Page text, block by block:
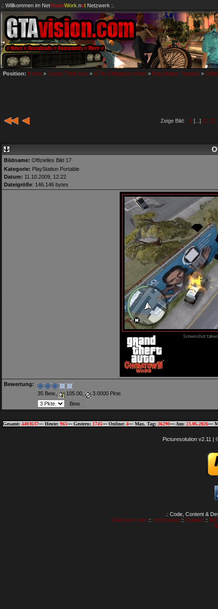
.: Willkommen im NetVisionWork .netNetzwerk :.
Position: Home » Grand Theft Auto » GTA: Chinatown Wars » PlayStation Portable »
Zeige Bild: 1 [...] 21 22
Bildname: Offizielles Bild 17
Kategorie: PlayStation Portable
Datum: 11.10.2009, 12:22
Dateigröße: 146.146 bytes
Bewertung:
35 Bew.,
105.00, 3.0000 Pkte.
Gesamt: 4403637~~ Heute: 965~~ Gestern: 1745~~ Online: 4~~ Max. Tag: 36290~~ Am: 23.06.2026~~
Picturesolution v2.11 |
.: Code, Content &
GTAvision.com:: Impressum:: Contact::